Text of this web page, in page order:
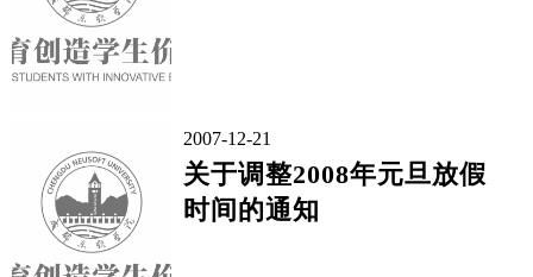
2007-12-21
关于调整2008年元旦放假
时间的通知